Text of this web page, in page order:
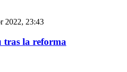
2022, 23:43
tras la reforma